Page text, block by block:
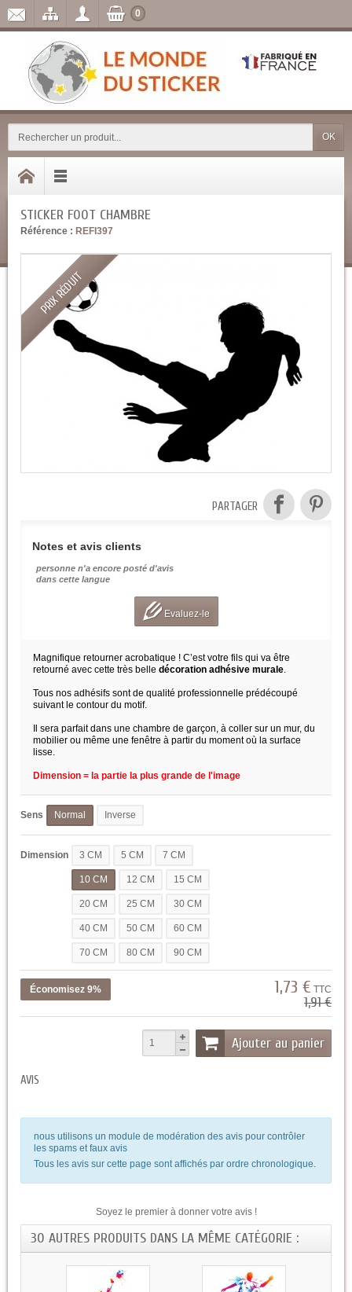
OK
0
STICKER FOOT CHAMBRE
Référence : REFI397
PRIX RÉDUIT
PARTAGER
Notes et avis clients
personne n'a encore posté d'avis
dans cette langue
Evaluez-le
Magnifique retourner acrobatique ! C’est votre fils qui va être
retourné avec cette très belle décoration adhésive murale.
Tous nos adhésifs sont de qualité professionnelle prédécoupé
suivant le contour du motif.
Il sera parfait dans une chambre de garçon, à coller sur un mur, du
mobilier ou même une fenêtre à partir du moment où la surface
lisse.
Dimension = la partie la plus grande de l'image
Sens Normal Inverse
Dimension 3 CM 5 CM 7 CM
10 CM 12 CM 15 CM
20 CM 25 CM 30 CM
40 CM 50 CM 60 CM
70 CM 80 CM 90 CM
Économisez 9% 1,73 € TTC
1,91 €
Ajouter au panier
AVIS
nous utilisons un module de modération des avis pour contrôler
les spams et faux avis
Tous les avis sur cette page sont affichés par ordre chronologique.
Soyez le premier à donner votre avis !
30 AUTRES PRODUITS DANS LA MÊME CATÉGORIE :